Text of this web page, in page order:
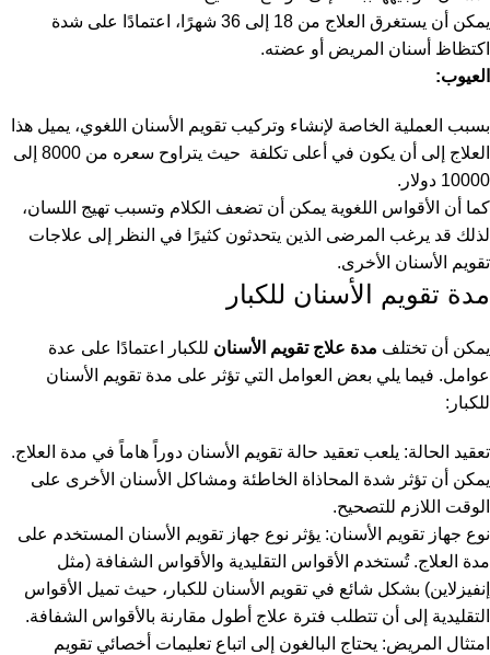
يمكن أن يستغرق العلاج من 18 إلى 36 شهرًا، اعتمادًا على شدة
اكتظاظ أسنان المريض أو عضته.
العيوب:
بسبب العملية الخاصة لإنشاء وتركيب تقويم الأسنان اللغوي، يميل هذا
العلاج إلى أن يكون في أعلى تكلفة حيث يتراوح سعره من 8000 إلى
10000 دولار.
كما أن الأقواس اللغوية يمكن أن تضعف الكلام وتسبب تهيج اللسان،
لذلك قد يرغب المرضى الذين يتحدثون كثيرًا في النظر إلى علاجات
تقويم الأسنان الأخرى.
مدة تقويم الأسنان للكبار
يمكن أن تختلف مدة علاج تقويم الأسنان للكبار اعتمادًا على عدة
عوامل. فيما يلي بعض العوامل التي تؤثر على مدة تقويم الأسنان
للكبار:
تعقيد الحالة: يلعب تعقيد حالة تقويم الأسنان دوراً هاماً في مدة العلاج.
يمكن أن تؤثر شدة المحاذاة الخاطئة ومشاكل الأسنان الأخرى على
الوقت اللازم للتصحيح.
نوع جهاز تقويم الأسنان: يؤثر نوع جهاز تقويم الأسنان المستخدم على
مدة العلاج. تُستخدم الأقواس التقليدية والأقواس الشفافة (مثل
إنفيزلاين) بشكل شائع في تقويم الأسنان للكبار، حيث تميل الأقواس
التقليدية إلى أن تتطلب فترة علاج أطول مقارنة بالأقواس الشفافة.
امتثال المريض: يحتاج البالغون إلى اتباع تعليمات أخصائي تقويم